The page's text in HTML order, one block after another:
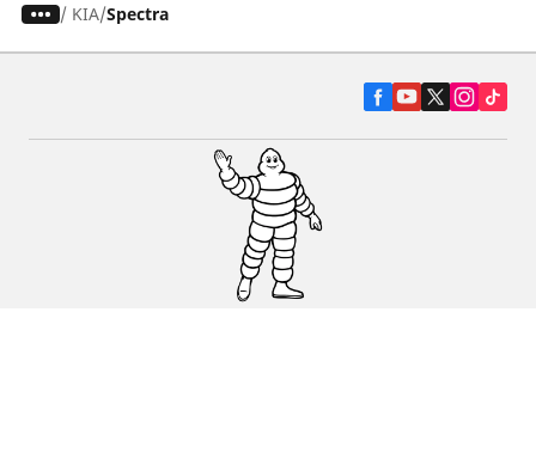
/ KIA Spectra